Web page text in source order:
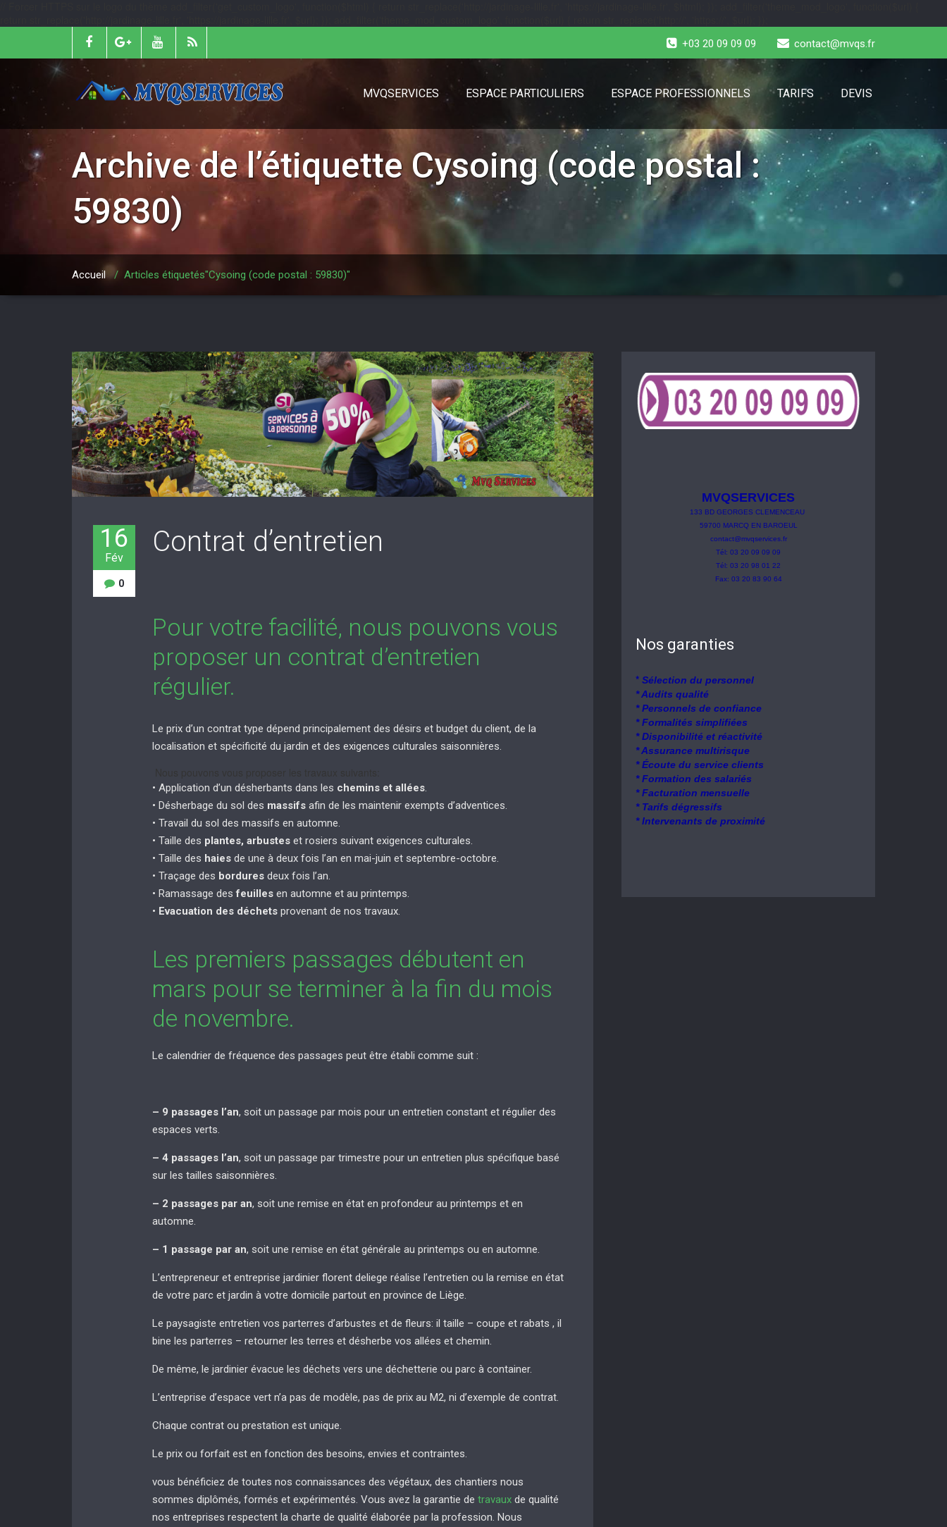
+03 20 09 09 09 contact@mvqs.fr
MVQSERVICES ESPACE PARTICULIERS ESPACE PROFESSIONNELS TARIFS DEVIS
Archive de l’étiquette Cysoing (code postal :
59830)
Accueil/ Articles étiquetés"Cysoing (code postal : 59830)"
16
Fév
0
Contrat d’entretien
Pour votre facilité, nous pouvons vous
proposer un contrat d’entretien
régulier.
Le prix d’un contrat type dépend principalement des désirs et budget du client, de la
localisation et spécificité du jardin et des exigences culturales saisonnières.
• Application d’un désherbants dans les chemins et allées.
• Désherbage du sol des massifsafin de les maintenir exempts d’adventices.
• Travail du sol des massifs en automne.
• Taille des plantes, arbusteset rosiers suivant exigences culturales.
• Taille des haiesde une à deux fois l’an en mai-juin et septembre-octobre.
• Traçage des borduresdeux fois l’an.
• Ramassage desfeuillesen automne et au printemps.
• Evacuation des déchetsprovenant de nos travaux.
Les premiers passages débutent en
mars pour se terminer à la fin du mois
de novembre.
Le calendrier de fréquence des passages peut être établi comme suit :
– 9 passages l’an, soit un passage par mois pour un entretien constant et régulier des
espaces verts.
– 4 passages l’an, soit un passage par trimestre pour un entretien plus spécifique basé
sur les tailles saisonnières.
– 2 passages par an, soit une remise en état en profondeur au printemps et en
automne.
– 1 passage par an, soit une remise en état générale au printemps ou en automne.
L’entrepreneur et entreprise jardinier florent deliege réalise l’entretien ou la remise en état
de votre parc et jardin à votre domicile partout en province de Liège.
Le paysagiste entretien vos parterres d’arbustes et de fleurs: il taille – coupe et rabats , il
bine les parterres – retourner les terres et désherbe vos allées et chemin.
De même, le jardinier évacue les déchets vers une déchetterie ou parc à container.
L’entreprise d’espace vert n’a pas de modèle, pas de prix au M2, ni d’exemple de contrat.
Chaque contrat ou prestation est unique.
Le prix ou forfait est en fonction des besoins, envies et contraintes.
vous bénéficiez de toutes nos connaissances des végétaux, des chantiers nous
sommes diplômés, formés et expérimentés. Vous avez la garantie de travauxde qualité
nos entreprises respectent la charte de qualité élaborée par la profession. Nous
MVQSERVICES
133 BD GEORGES CLEMENCEAU
59700 MARCQ EN BAROEUL
contact@mvqservices.fr
Tél: 03 20 09 09 09
Tél: 03 20 98 01 22
Fax: 03 20 83 90 64
Nos garanties
* Sélection du personnel
* Audits qualité
* Personnels de confiance
* Formalités simplifiées
* Disponibilité et réactivité
* Assurance multirisque
* Écoute du service clients
* Formation des salariés
* Facturation mensuelle
* Tarifs dégressifs
* Intervenants de proximité